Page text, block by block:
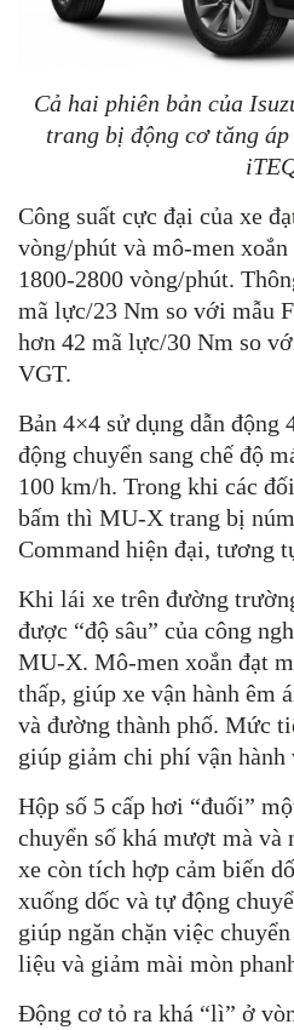
Cả hai phiên bản của
trang bị động cơ tăng
Công suất cực đại của xe
vòng/phút và mô-men
1800-2800 vòng/phút.
mã lực/23 Nm so với mẫu
hơn 42 mã lực/30 Nm so
VGT.
Bản 4×4 sử dụng dẫn động
động chuyển sang chế độ
100 km/h. Trong khi các
bấm thì MU-X trang bị
Command hiện đại, tương
Khi lái xe trên đường
được “độ sâu” của công
MU-X. Mô-men xoắn đạt
thấp, giúp xe vận hành êm
và đường thành phố. Mức
giúp giảm chi phí vận
Hộp số 5 cấp hơi “đuối”
chuyển số khá mượt mà và
xe còn tích hợp cảm biến
xuống dốc và tự động
giúp ngăn chặn việc
liệu và giảm mài mòn
Động cơ tỏ ra khá “lì” ở